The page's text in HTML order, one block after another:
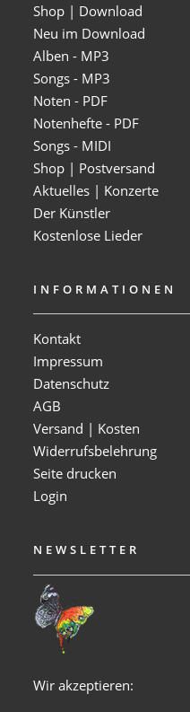
Shop | Download
Neu im Download
Alben - MP3
Songs - MP3
Noten - PDF
Notenhefte - PDF
Songs - MIDI
Shop | Postversand
Aktuelles | Konzerte
Der Künstler
Kostenlose Lieder
INFORMATIONEN
Kontakt
Impressum
Datenschutz
AGB
Versand | Kosten
Widerrufsbelehrung
Seite drucken
Login
NEWSLETTER
Wir akzeptieren: